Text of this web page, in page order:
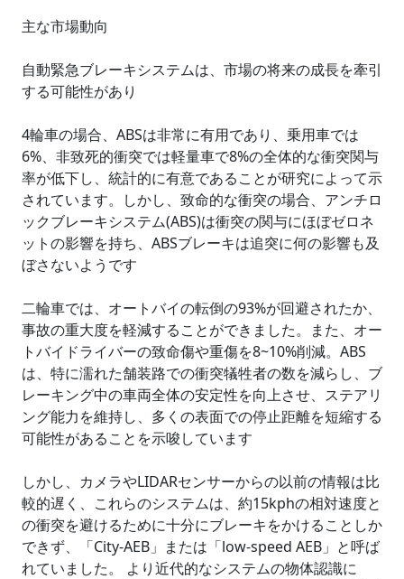
主な市場動向
自動緊急ブレーキシステムは、市場の将来の成長を牽引
する可能性があり
4輪車の場合、ABSは非常に有用であり、乗用車では
6%、非致死的衝突では軽量車で8%の全体的な衝突関与
率が低下し、統計的に有意であることが研究によって示
されています。しかし、致命的な衝突の場合、アンチロ
ックブレーキシステム(ABS)は衝突の関与にほぼゼロネ
ットの影響を持ち、ABSブレーキは追突に何の影響も及
ぼさないようです
二輪車では、オートバイの転倒の93%が回避されたか、
事故の重大度を軽減することができました。また、オー
トバイドライバーの致命傷や重傷を8~10%削減。ABS
は、特に濡れた舗装路での衝突犠牲者の数を減らし、ブ
レーキング中の車両全体の安定性を向上させ、ステアリ
ング能力を維持し、多くの表面での停止距離を短縮する
可能性があることを示唆しています
しかし、カメラやLIDARセンサーからの以前の情報は比
較的遅く、これらのシステムは、約15kphの相対速度と
の衝突を避けるために十分にブレーキをかけることしか
できず、「City-AEB」または「low-speed AEB」と呼ば
れていました。 より近代的なシステムの物体認識に